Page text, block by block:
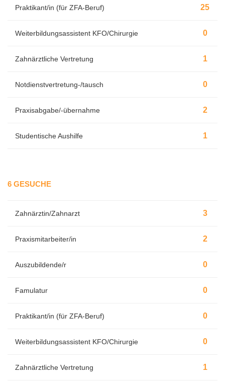
Praktikant/in (für ZFA-Beruf) 25
Weiterbildungsassistent KFO/Chirurgie 0
Zahnärztliche Vertretung 1
Notdienstvertretung-/tausch 0
Praxisabgabe/-übernahme 2
Studentische Aushilfe 1
6 GESUCHE
Zahnärztin/Zahnarzt 3
Praxismitarbeiter/in 2
Auszubildende/r 0
Famulatur 0
Praktikant/in (für ZFA-Beruf) 0
Weiterbildungsassistent KFO/Chirurgie 0
Zahnärztliche Vertretung 1